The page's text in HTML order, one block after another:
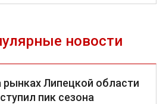
новости
рынках Липецкой области
пик сезона